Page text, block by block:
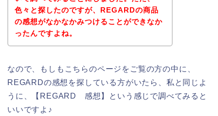
色々と探したのですが、REGARDの商品
の感想がなかなかみつけることができなか
ったんですよね。
なので、もしもこちらのページをご覧の方の中に、
REGARDの感想を探している方がいたら、私と同じよ
うに、【REGARD 感想】という感じで調べてみると
いいですよ♪